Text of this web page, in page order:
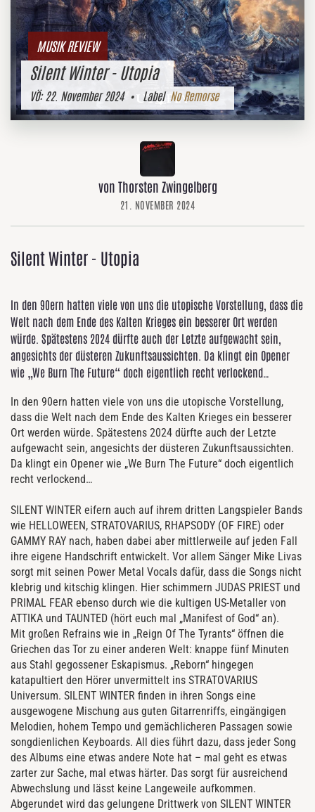
MUSIK REVIEW
Silent Winter - Utopia
VÖ:22. November 2024• LabelNo Remorse
von Thorsten Zwingelberg
21. NOVEMBER 2024
Silent Winter - Utopia
In den 90ern hatten viele von uns die utopische Vorstellung, dass die
Welt nach dem Ende des Kalten Krieges ein besserer Ort werden
würde. Spätestens 2024 dürfte auch der Letzte aufgewacht sein,
angesichts der düsteren Zukunftsaussichten. Da klingt ein Opener
wie „We Burn The Future“ doch eigentlich recht verlockend…
In den 90ern hatten viele von uns die utopische Vorstellung,
dass die Welt nach dem Ende des Kalten Krieges ein besserer
Ort werden würde. Spätestens 2024 dürfte auch der Letzte
aufgewacht sein, angesichts der düsteren Zukunftsaussichten.
Da klingt ein Opener wie „We Burn The Future“ doch eigentlich
recht verlockend…
SILENT WINTER eifern auch auf ihrem dritten Langspieler Bands
wie HELLOWEEN, STRATOVARIUS, RHAPSODY (OF FIRE) oder
GAMMY RAY nach, haben dabei aber mittlerweile auf jeden Fall
ihre eigene Handschrift entwickelt. Vor allem Sänger Mike Livas
sorgt mit seinen Power Metal Vocals dafür, dass die Songs nicht
klebrig und kitschig klingen. Hier schimmern JUDAS PRIEST und
PRIMAL FEAR ebenso durch wie die kultigen US-Metaller von
ATTIKA und TAUNTED (hört euch mal „Manifest of God“ an).
Mit großen Refrains wie in „Reign Of The Tyrants“ öffnen die
Griechen das Tor zu einer anderen Welt: knappe fünf Minuten
aus Stahl gegossener Eskapismus. „Reborn“ hingegen
katapultiert den Hörer unvermittelt ins STRATOVARIUS
Universum. SILENT WINTER finden in ihren Songs eine
ausgewogene Mischung aus guten Gitarrenriffs, eingängigen
Melodien, hohem Tempo und gemächlicheren Passagen sowie
songdienlichen Keyboards. All dies führt dazu, dass jeder Song
des Albums eine etwas andere Note hat – mal geht es etwas
zarter zur Sache, mal etwas härter. Das sorgt für ausreichend
Abwechslung und lässt keine Langeweile aufkommen.
Abgerundet wird das gelungene Drittwerk von SILENT WINTER